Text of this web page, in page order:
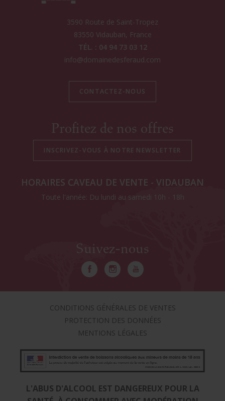
3590 Route de Saint-Tropez
83550 Vidauban, France
TÉL. : 04 94 73 03 12
info@domainedesferaud.com
CONTACTEZ-NOUS
Profitez de nos offres
HORAIRES CAVEAU DE VENTE - VIDAUBAN
Toute l'année: Du lundi au samedi 10h - 18h
Suivez-nous
CONDITIONS GÉNÉRALES DE VENTES
PROTECTION DES DONNÉES
MENTIONS LÉGALES
L'ABUS D'ALCOOL EST DANGEREUX POUR LA